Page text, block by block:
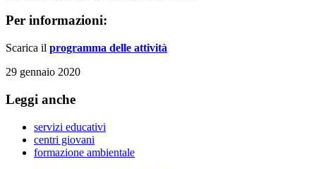
Per informazioni:
Scarica il programma delle attività
29 gennaio 2020
Leggi anche
servizi educativi
centri giovani
formazione ambientale